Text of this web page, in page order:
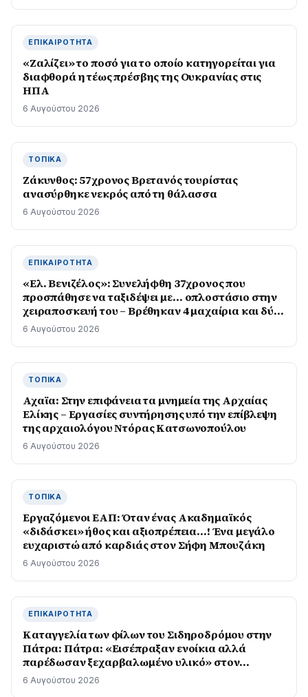
ΕΠΙΚΑΙΡΌΤΗΤΑ
«Ζαλίζει» το ποσό για το οποίο κατηγορείται για
διαφθορά η τέως πρέσβης της Ουκρανίας στις
ΗΠΑ
6 Αυγούστου 2026
ΤΟΠΙΚΆ
Ζάκυνθος: 57χρονος Βρετανός τουρίστας
ανασύρθηκε νεκρός από τη θάλασσα
6 Αυγούστου 2026
ΕΠΙΚΑΙΡΌΤΗΤΑ
«Ελ. Βενιζέλος»: Συνελήφθη 37χρονος που
προσπάθησε να ταξιδέψει με… οπλοστάσιο στην
χειραποσκευή του – Βρέθηκαν 4 μαχαίρια και δύο
ψαλίδια κλαδέματος
6 Αυγούστου 2026
ΤΟΠΙΚΆ
Αχαϊα: Στην επιφάνεια τα μνημεία της Αρχαίας
Ελίκης – Εργασίες συντήρησης υπό την επίβλεψη
της αρχαιολόγου Ντόρας Κατσωνοπούλου
6 Αυγούστου 2026
ΤΟΠΙΚΆ
Εργαζόμενοι ΕΑΠ: Όταν ένας Ακαδημαϊκός
«διδάσκει» ήθος και αξιοπρέπεια…! Ένα μεγάλο
ευχαριστώ από καρδιάς στον Σήφη Μπουζάκη
6 Αυγούστου 2026
ΕΠΙΚΑΙΡΌΤΗΤΑ
Καταγγελία των φίλων του Σιδηροδρόμου στην
Πάτρα: Πάτρα: «Εισέπραξαν ενοίκια αλλά
παρέδωσαν ξεχαρβαλωμένο υλικό» στον
Προαστιακό
6 Αυγούστου 2026